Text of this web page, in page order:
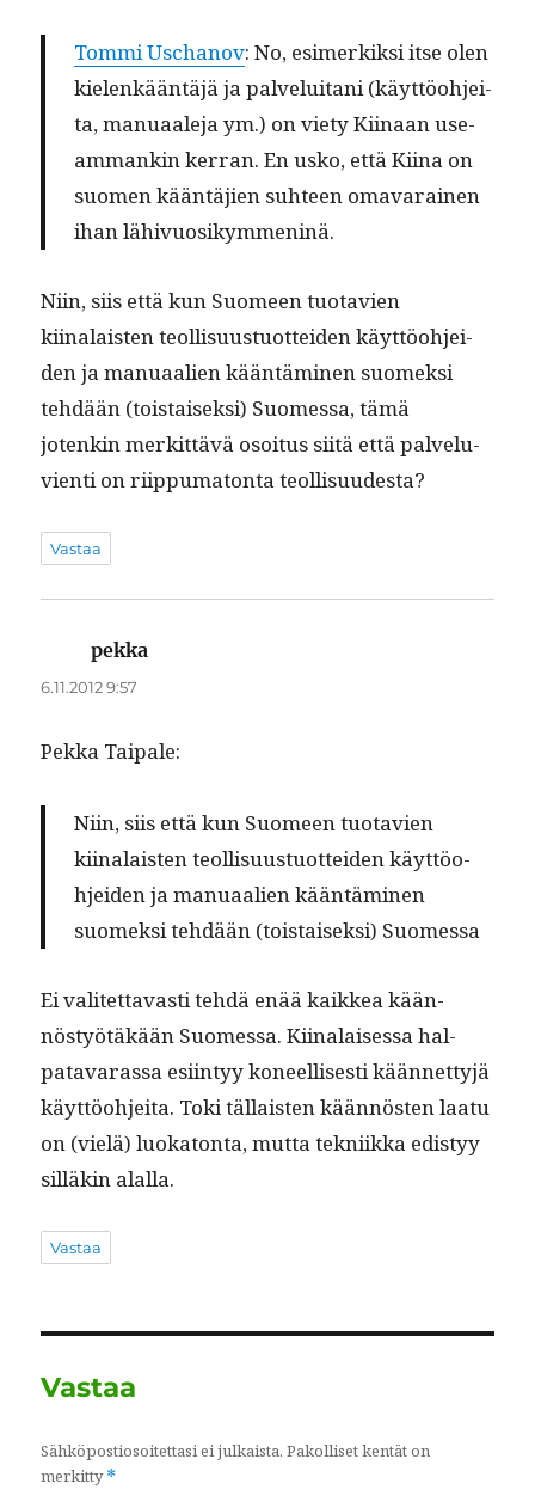
Tom­mi Uschanov: No, esimerkik­si itse olen
kie­lenkään­täjä ja palvelui­tani (käyt­töo­hjei­
ta, man­u­aale­ja ym.) on viety Kiinaan use­
am­mankin ker­ran. En usko, että Kiina on
suomen kään­täjien suh­teen omavarainen
ihan lähivuosikymmeninä.
Niin, siis että kun Suomeen tuo­tavien
kiinalais­ten teol­lisu­us­tuot­tei­den käyt­töo­hjei­
den ja man­u­aalien kään­tämi­nen suomek­si
tehdään (tois­taisek­si) Suomes­sa, tämä
jotenkin merkit­tävä osoi­tus siitä että palvelu­
vi­en­ti on riip­puma­ton­ta teollisuudesta?
Vastaa
pekka
6.11.2012 9:57
Pekka Taipale:
Niin, siis että kun Suomeen tuo­tavien
kiinalais­ten teol­lisu­us­tuot­tei­den käyt­töo­
hjei­den ja man­u­aalien kään­tämi­nen
suomek­si tehdään (tois­taisek­si) Suomessa
Ei valitet­tavasti tehdä enää kaikkea kään­
nöstyötäkään Suomes­sa. Kiinalaises­sa hal­
patavaras­sa esi­in­tyy koneel­lis­es­ti kään­net­tyjä
käyt­töo­hjei­ta. Toki täl­lais­ten kään­nösten laatu
on (vielä) luoka­ton­ta, mut­ta tekni­ik­ka edis­tyy
sil­läkin alalla.
Vastaa
Vastaa
Sähköpostiosoitettasi ei julkaista. Pakolliset kentät on
merkitty*